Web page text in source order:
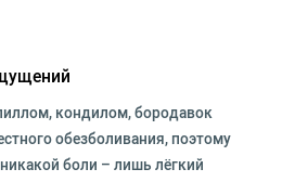
кондилом, бородавок
обезболивания, поэтому
боли – лишь лёгкий